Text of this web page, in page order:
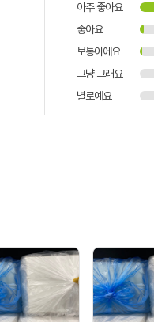
아주 좋아요
좋아요
보통이에요
그냥 그래요
별로예요